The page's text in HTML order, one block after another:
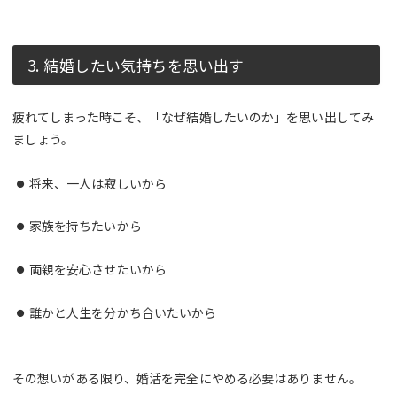
3. 結婚したい気持ちを思い出す
疲れてしまった時こそ、「なぜ結婚したいのか」を思い出してみ
ましょう。
将来、一人は寂しいから
家族を持ちたいから
両親を安心させたいから
誰かと人生を分かち合いたいから
その想いがある限り、婚活を完全にやめる必要はありません。